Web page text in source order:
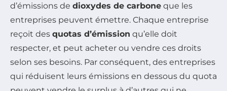
d’émissions de dioxydes de carbone que les
entreprises peuvent émettre. Chaque entreprise
reçoit des quotas d’émission qu’elle doit
respecter, et peut acheter ou vendre ces droits
selon ses besoins. Par conséquent, des entreprises
qui réduisent leurs émissions en dessous du quota